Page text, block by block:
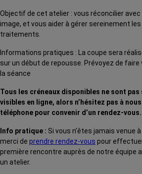
Objectif de cet atelier : vous réconcilier
image, et vous aider à gérer sereinement
traitements.
Informations pratiques : La coupe sera
sur un début de repousse. Prévoyez de
la séance
Tous les créneaux disponibles ne sont
visibles en ligne, alors n’hésitez pas à
téléphone pour convenir d’un rendez-vous.
Info pratique : Si vous n’êtes jamais venue
merci de prendre rendez-vous pour
première rencontre auprès de notre équipe
un atelier.